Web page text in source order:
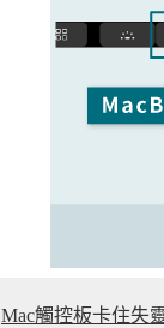
Mac觸控板卡住失